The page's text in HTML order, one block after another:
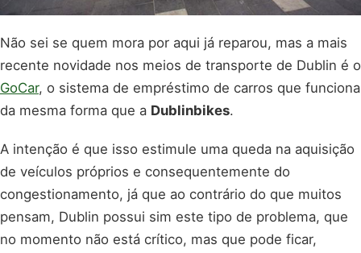
Não sei se quem mora por aqui já reparou, mas a mais
recente novidade nos meios de transporte de Dublin é o
GoCar, o sistema de empréstimo de carros que funciona
da mesma forma que a Dublinbikes.
A intenção é que isso estimule uma queda na aquisição
de veículos próprios e consequentemente do
congestionamento, já que ao contrário do que muitos
pensam, Dublin possui sim este tipo de problema, que
no momento não está crítico, mas que pode ficar,